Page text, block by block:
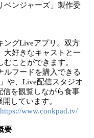
ンジャーズ」製作委
ングLiveアプリ。双方
大好きなキャストと一
ことができます。
ルフードを購入できる
や、Live配信スタジオ
信を観覧しながら食事
しています。
https://www.cookpad.tv/
要